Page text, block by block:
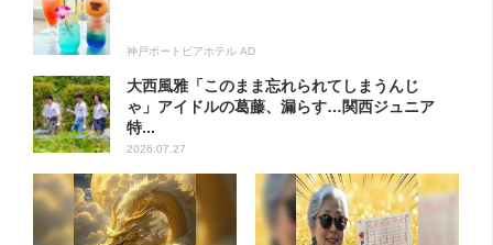
神戸ポートピアホテル AD
大西風雅「このまま忘れられてしまうんじ
ゃ」アイドルの葛藤、漏らす…関西ジュニア
特...
2026.07.27